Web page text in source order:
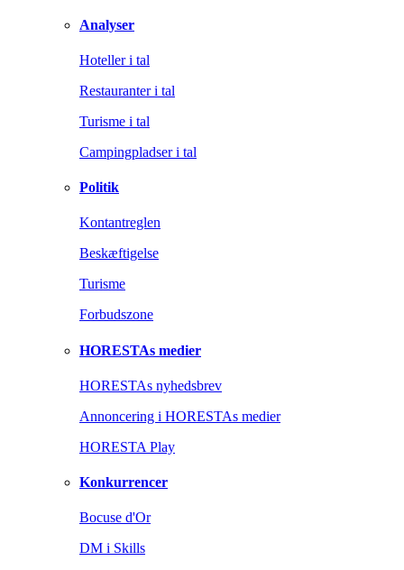
Analyser
Hoteller i tal
Restauranter i tal
Turisme i tal
Campingpladser i tal
Politik
Kontantreglen
Beskæftigelse
Turisme
Forbudszone
HORESTAs medier
HORESTAs nyhedsbrev
Annoncering i HORESTAs medier
HORESTA Play
Konkurrencer
Bocuse d'Or
DM i Skills